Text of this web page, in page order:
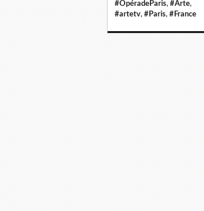
#OpéradeParis, #Arte,
#artetv, #Paris, #France